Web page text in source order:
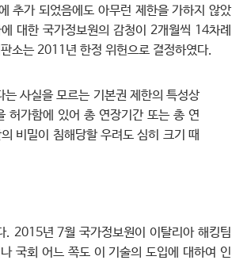
추가 되었음에도 아무런 제한을 가하지 않았
대한 국가정보원의 감청이 2개월씩 14차례
소는 2011년 한정 위헌으로 결정하였다.
사실을 모르는 기본권 제한의 특성상
허가함에 있어 총 연장기간 또는 총 연
비밀이 침해당할 우려도 심히 크기 때
. 2015년 7월 국가정보원이 이탈리아 해킹팀
국회 어느 쪽도 이 기술의 도입에 대하여 인